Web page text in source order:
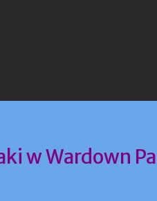
w Wardown